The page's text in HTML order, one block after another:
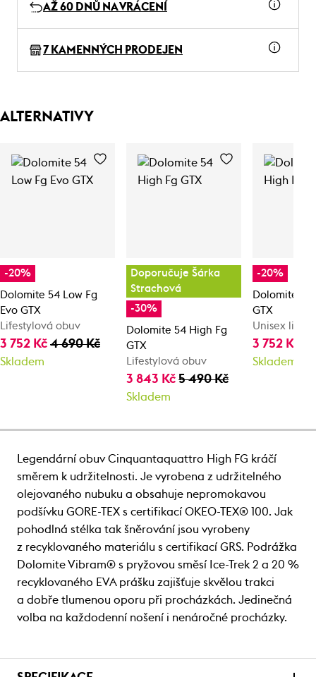
AŽ 60 DNŮ NA VRÁCENÍ
7 KAMENNÝCH PRODEJEN
ALTERNATIVY
-20%
Dolomite 54 Low Fg
Evo GTX
Lifestylová obuv
3 752 Kč 4 690 Kč
Skladem
Doporučuje Šárka
Strachová
-30%
Dolomite 54 High Fg
GTX
Lifestylová obuv
3 843 Kč5 490 Kč
Skladem
-20%
Dolomite 54
GTX
Unisex
3 752 Kč
Skladem
Legendární obuv Cinquantaquattro High FG kráčí
směrem k udržitelnosti. Je vyrobena z udržitelného
olejovaného nubuku a obsahuje nepromokavou
podšívku GORE-TEX s certifikací OKEO-TEX® 100. Jak
pohodlná stélka tak šněrování jsou vyrobeny
z recyklovaného materiálu s certifikací GRS. Podrážka
Dolomite Vibram® s pryžovou směsí Ice-Trek 2 a 20 %
recyklovaného EVA prášku zajišťuje skvělou trakci
a dobře tlumenou oporu při procházkách. Jedinečná
volba na každodenní nošení i nenáročné procházky.